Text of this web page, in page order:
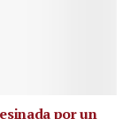
por un